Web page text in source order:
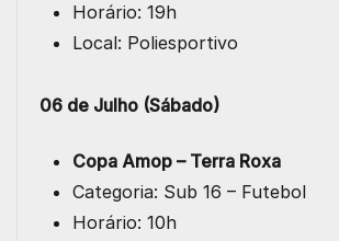
Horário: 19h
Local: Poliesportivo
06 de Julho (Sábado)
Copa Amop – Terra Roxa
Categoria: Sub 16 – Futebol
Horário: 10h